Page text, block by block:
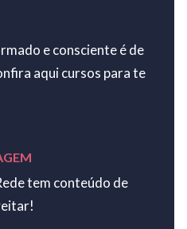
e consciente é de
aqui cursos para te
tem conteúdo de